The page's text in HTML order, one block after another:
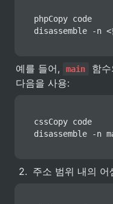
phpCopy code
disassemble -n <
예를 들어, main
함
다음을 사용:
cssCopy code
disassemble -n
2. 주소 범위 내의 어